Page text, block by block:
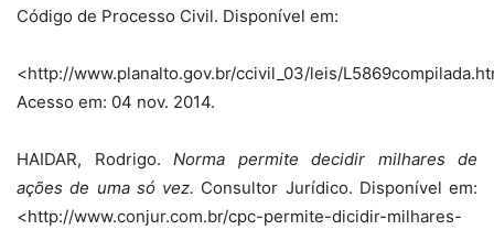
Código de Processo Civil. Disponível em:
<http://www.planalto.gov.br/ccivil_03/leis/
Acesso em: 04 nov. 2014.
HAIDAR, Rodrigo. Norma permite decidir milhares de
ações de uma só vez. Consultor Jurídico. Disponível em:
<http://www.conjur.com.br/cpc-permite-dicidir-milhares-